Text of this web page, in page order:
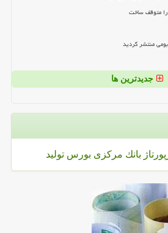
منتشر گردید
جدیدترین ها
بانك مركزی بورس تولید